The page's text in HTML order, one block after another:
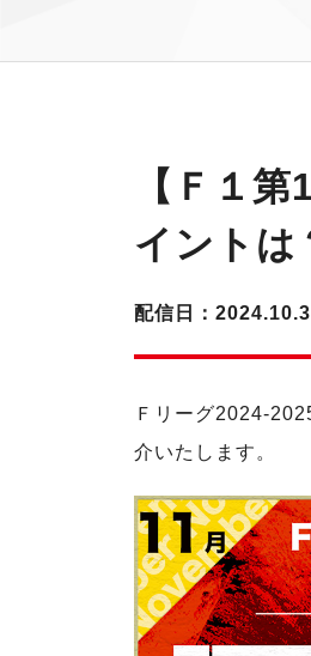
【Ｆ１
イントは
配信日：
Ｆリーグ2024-
介いたします。